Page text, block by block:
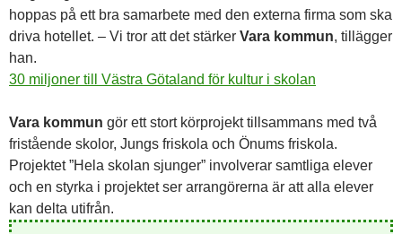
hoppas på ett bra samarbete med den externa firma som ska
driva hotellet. – Vi tror att det stärker Vara kommun, tillägger
han.
30 miljoner till Västra Götaland för kultur i skolan
Vara kommun gör ett stort körprojekt tillsammans med två
fristående skolor, Jungs friskola och Önums friskola.
Projektet ”Hela skolan sjunger” involverar samtliga elever
och en styrka i projektet ser arrangörerna är att alla elever
kan delta utifrån.